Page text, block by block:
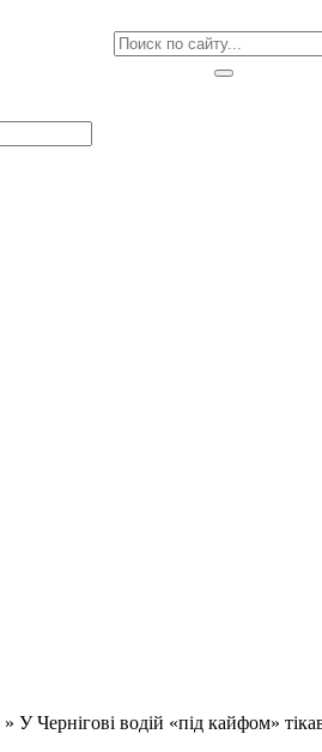
» У Чернігові водій «під кайфом»